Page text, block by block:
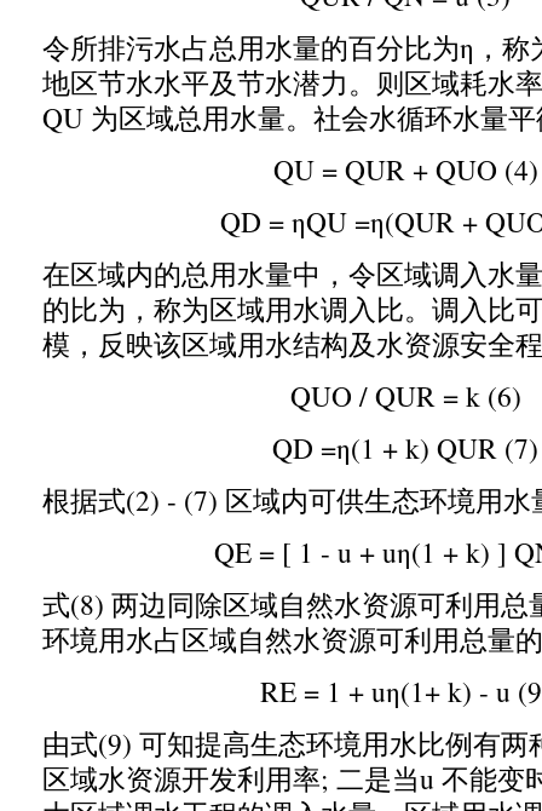
令所排污水占总用水量的百分比为η ， 称
地区节水水平及节水潜力。则区域耗水
QU 为区域总用水量。社会水循环水量
QU = QUR + QUO (4)
QD =ηQU =η(QUR +
在区域内的总用水量中 ， 令区域调入水
的比为 ， 称为区域用水调入比。调入比
模 ， 反映该区域用水结构及水资源安全
QUO / QUR = k (6)
QD =η(1 + k) QUR (7)
根据式(2) - (7) 区域内可供生态环境用水
QE = [ 1 - u + uη(1 + k) ]
式(8) 两边同除区域自然水资源可利用总
环境用水占区域自然水资源可利用总量
RE = 1 + uη(1+ k) - u
由式(9) 可知提高生态环境用水比例有两
区域水资源开发利用率; 二是当u 不能变